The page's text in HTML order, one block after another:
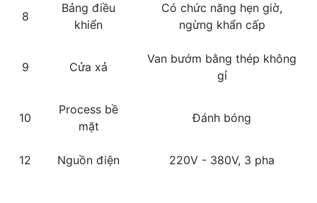
8
Bảng điều
khiển
Có chức năng hẹn giờ,
ngừng khẩn cấp
9 Cửa xả
Van bướm bằng thép không
gỉ
10
Process bề
mặt
Đánh bóng
12 Nguồn điện 220V - 380V, 3 pha